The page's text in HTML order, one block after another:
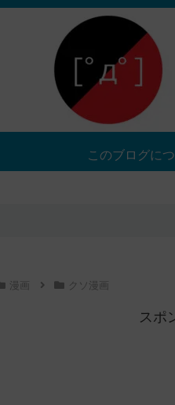
このブログに
漫画 クソ漫画
スポ